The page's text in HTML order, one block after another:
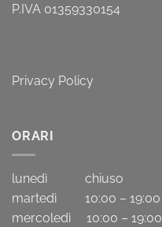
P.IVA 01359330154
Privacy Policy
ORARI
lunedì chiuso
martedì 10:00 – 19:00
mercoledì 10:00 – 19:00